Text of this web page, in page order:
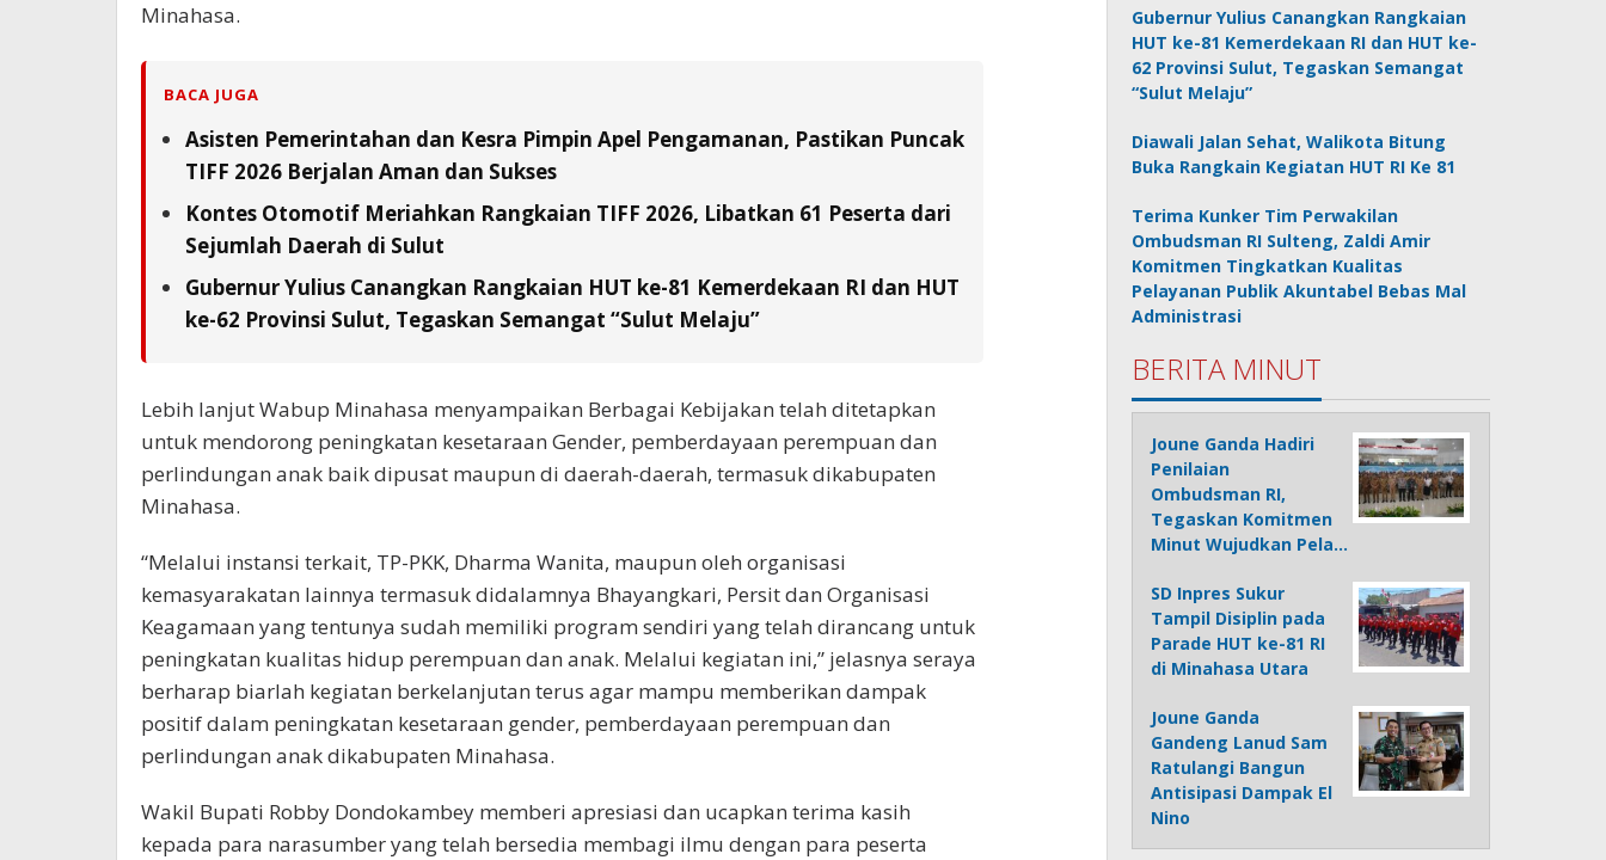
Minahasa.
BACA JUGA
Asisten Pemerintahan dan Kesra Pimpin Apel Pengamanan, Pastikan Puncak
TIFF 2026 Berjalan Aman dan Sukses
Kontes Otomotif Meriahkan Rangkaian TIFF 2026, Libatkan 61 Peserta dari
Sejumlah Daerah di Sulut
Gubernur Yulius Canangkan Rangkaian HUT ke-81 Kemerdekaan RI dan HUT
ke-62 Provinsi Sulut, Tegaskan Semangat “Sulut Melaju”
Lebih lanjut Wabup Minahasa menyampaikan Berbagai Kebijakan telah ditetapkan
untuk mendorong peningkatan kesetaraan Gender, pemberdayaan perempuan dan
perlindungan anak baik dipusat maupun di daerah-daerah, termasuk dikabupaten
Minahasa.
“Melalui instansi terkait, TP-PKK, Dharma Wanita, maupun oleh organisasi
kemasyarakatan lainnya termasuk didalamnya Bhayangkari, Persit dan Organisasi
Keagamaan yang tentunya sudah memiliki program sendiri yang telah dirancang untuk
peningkatan kualitas hidup perempuan dan anak. Melalui kegiatan ini,” jelasnya seraya
berharap biarlah kegiatan berkelanjutan terus agar mampu memberikan dampak
positif dalam peningkatan kesetaraan gender, pemberdayaan perempuan dan
perlindungan anak dikabupaten Minahasa.
Wakil Bupati Robby Dondokambey memberi apresiasi dan ucapkan terima kasih
kepada para narasumber yang telah bersedia membagi ilmu dengan para peserta
Gubernur Yulius Canangkan Rangkaian
HUT ke-81 Kemerdekaan RI dan HUT ke-
62 Provinsi Sulut, Tegaskan Semangat
“Sulut Melaju”
Diawali Jalan Sehat, Walikota Bitung
Buka Rangkain Kegiatan HUT RI Ke 81
Terima Kunker Tim Perwakilan
Ombudsman RI Sulteng, Zaldi Amir
Komitmen Tingkatkan Kualitas
Pelayanan Publik Akuntabel Bebas Mal
Administrasi
BERITA MINUT
Joune Ganda Hadiri
Penilaian
Ombudsman RI,
Tegaskan Komitmen
Minut Wujudkan Pela…
SD Inpres Sukur
Tampil Disiplin pada
Parade HUT ke-81 RI
di Minahasa Utara
Joune Ganda
Gandeng Lanud Sam
Ratulangi Bangun
Antisipasi Dampak El
Nino